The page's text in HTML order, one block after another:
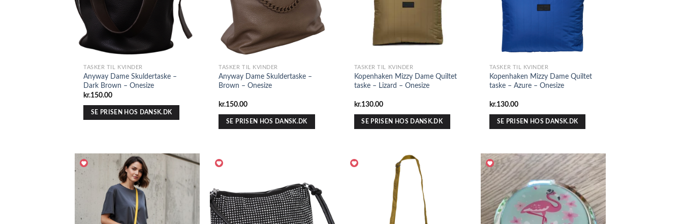
TASKER TIL KVINDER
Anyway Dame Skuldertaske –
Dark Brown – Onesize
kr.150.00
SE PRISEN HOS DANSK.DK
TASKER TIL KVINDER
Anyway Dame Skuldertaske –
Brown – Onesize
kr.150.00
SE PRISEN HOS DANSK.DK
TASKER TIL KVINDER
Kopenhaken Mizzy Dame Quiltet
taske – Lizard – Onesize
kr.130.00
SE PRISEN HOS DANSK.DK
TASKER TIL KVINDER
Kopenhaken Mizzy Dame Quiltet
taske – Azure – Onesize
kr.130.00
SE PRISEN HOS DANSK.DK